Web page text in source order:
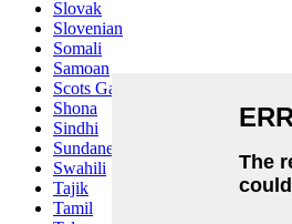
Slovak
Slovenian
Somali
Samoan
Scots Gaelic
Shona
Sindhi
Sundanese
Swahili
Tajik
Tamil